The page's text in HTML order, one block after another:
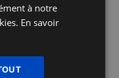
à notre
En savoir